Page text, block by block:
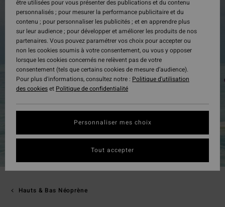
Hauts & Bas Néoprène
être utilisées pour vous présenter des publications et du contenu
personnalisés ; pour mesurer la performance publicitaire et du
contenu ; pour personnaliser les publicités ; et en apprendre plus
sur leur audience ; pour développer et améliorer les produits de nos
partenaires. Vous pouvez paramétrer vos choix pour accepter ou
non les cookies soumis à votre consentement, ou vous y opposer
lorsque les cookies concernés ne relèvent pas de votre
consentement (tels que certains cookies de mesure d’audience).
Pour plus d'informations, consultez notre : Politique d'utilisation
des cookieset Politique de confidentialité
Personnaliser mes choix
Tout accepter